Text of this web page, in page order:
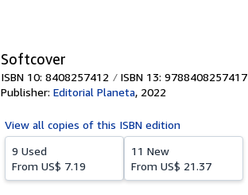
Softcover
ISBN 10: 8408257412
ISBN 13: 9788408257417
Publisher: Editorial Planeta, 2022
View all copies of this ISBN edition
9 Used
From US$ 7.19
11 New
From US$ 21.37